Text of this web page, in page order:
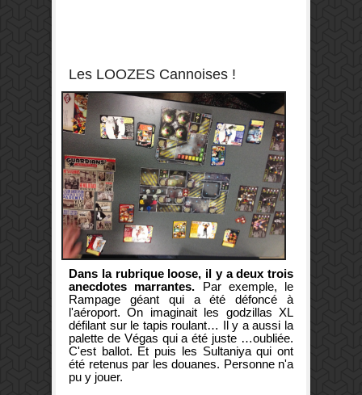
Les LOOZES Cannoises !
Dans la rubrique loose, il y a deux trois
anecdotes marrantes. Par exemple, le
Rampage géant qui a été défoncé à
l'aéroport. On imaginait les godzillas XL
défilant sur le tapis roulant… Il y a aussi la
palette de Végas qui a été juste …oubliée.
C'est ballot. Et puis les Sultaniya qui ont
été retenus par les douanes. Personne n'a
pu y jouer.